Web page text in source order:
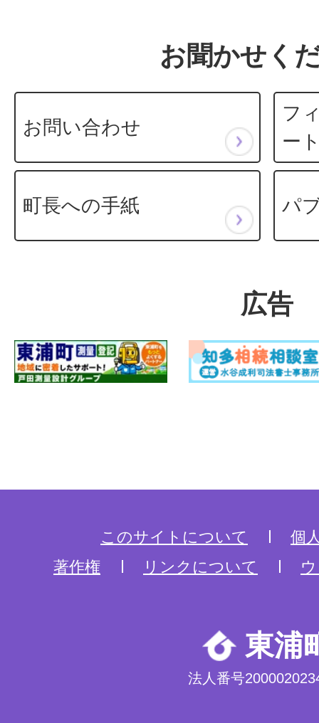
お聞かせく
お問い合わせ
フ
ー
町長への手紙 パ
広告
このサイトについて
個
著作権
リンクについて
東浦
法人番号